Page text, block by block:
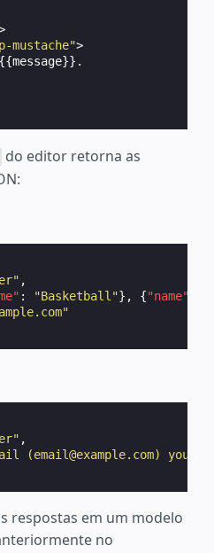
mustache">
do editor retorna as
,
: "Basketball"}, {"name"
,
(email@example.com) you
respostas em um modelo
no